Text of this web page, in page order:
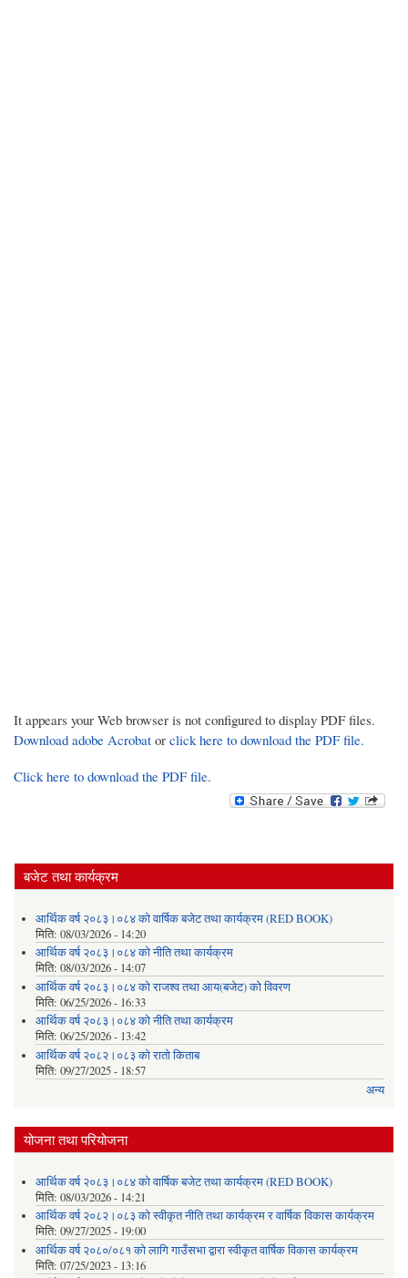
It appears your Web browser is not configured to display PDF files.
Download adobe Acrobat or click here to download the PDF file.
Click here to download the PDF file.
बजेट तथा कार्यक्रम
आर्थिक वर्ष २०८३।०८४ को वार्षिक बजेट तथा कार्यक्रम (RED BOOK)
मिति: 08/03/2026 - 14:20
आर्थिक वर्ष २०८३।०८४ को नीति तथा कार्यक्रम
मिति: 08/03/2026 - 14:07
आर्थिक वर्ष २०८३।०८४ को राजश्व तथा आय(बजेट) को विवरण
मिति: 06/25/2026 - 16:33
आर्थिक वर्ष २०८३।०८४ को नीति तथा कार्यक्रम
मिति: 06/25/2026 - 13:42
आर्थिक वर्ष २०८२।०८३ को रातो किताब
मिति: 09/27/2025 - 18:57
अन्य
योजना तथा परियोजना
आर्थिक वर्ष २०८३।०८४ को वार्षिक बजेट तथा कार्यक्रम (RED BOOK)
मिति: 08/03/2026 - 14:21
आर्थिक वर्ष २०८२।०८३ को स्वीकृत नीति तथा कार्यक्रम र वार्षिक विकास कार्यक्रम
मिति: 09/27/2025 - 19:00
आर्थिक वर्ष २०८०/०८१ को लागि गाउँसभा द्वारा स्वीकृत वार्षिक विकास कार्यक्रम
मिति: 07/25/2023 - 13:16